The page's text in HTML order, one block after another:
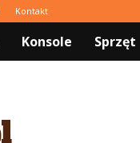
Kontakt
Konsole Sprzęt